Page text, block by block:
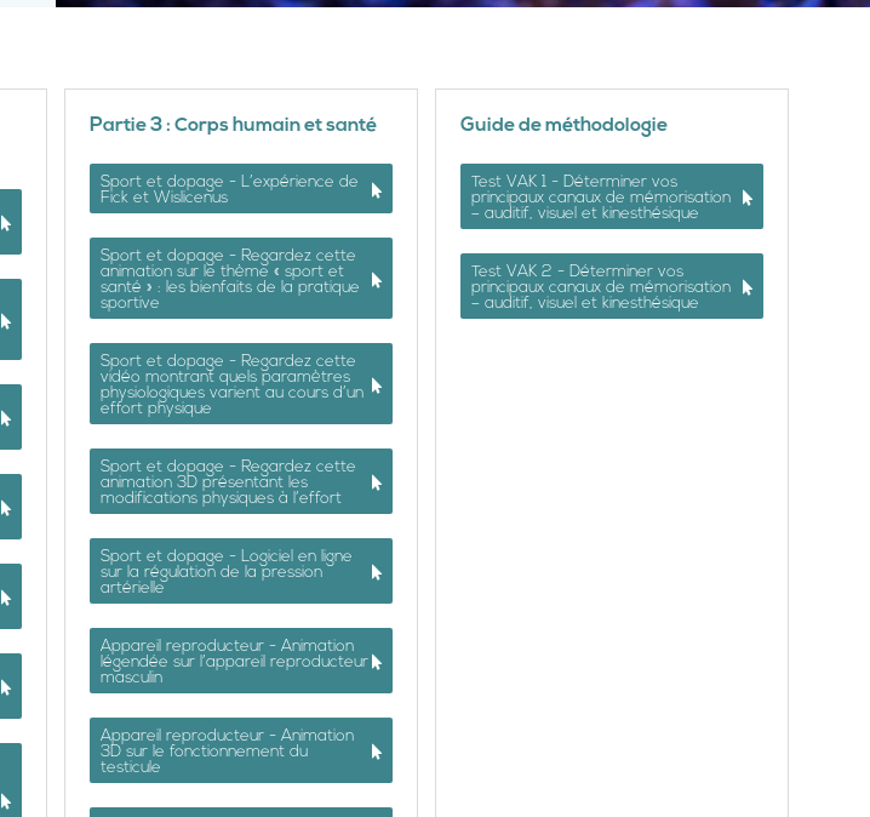
Partie 3 : Corps humain et santé
Sport et dopage - L’expérience de
Fick et Wislicenus
Sport et dopage - Regardez cette
animation sur le thème « sport et
santé » : les bienfaits de la pratique
sportive
Sport et dopage - Regardez cette
vidéo montrant quels paramètres
physiologiques varient au cours d’un
effort physique
Sport et dopage - Regardez cette
animation 3D présentant les
modifications physiques à l’effort
Sport et dopage - Logiciel en ligne
sur la régulation de la pression
artérielle
Appareil reproducteur - Animation
légendée sur l’appareil reproducteur
masculin
Appareil reproducteur - Animation
3D sur le fonctionnement du
testicule
Guide de méthodologie
Test VAK 1 - Déterminer vos
principaux canaux de mémorisation
– auditif, visuel et kinesthésique
Test VAK 2 - Déterminer vos
principaux canaux de mémorisation
– auditif, visuel et kinesthésique